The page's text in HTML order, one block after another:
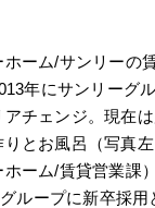
ホーム/サンリーの
年にサンリーグ
チェンジ。現在
とお風呂（写真左
ーム/賃貸営業課
ループに新卒採